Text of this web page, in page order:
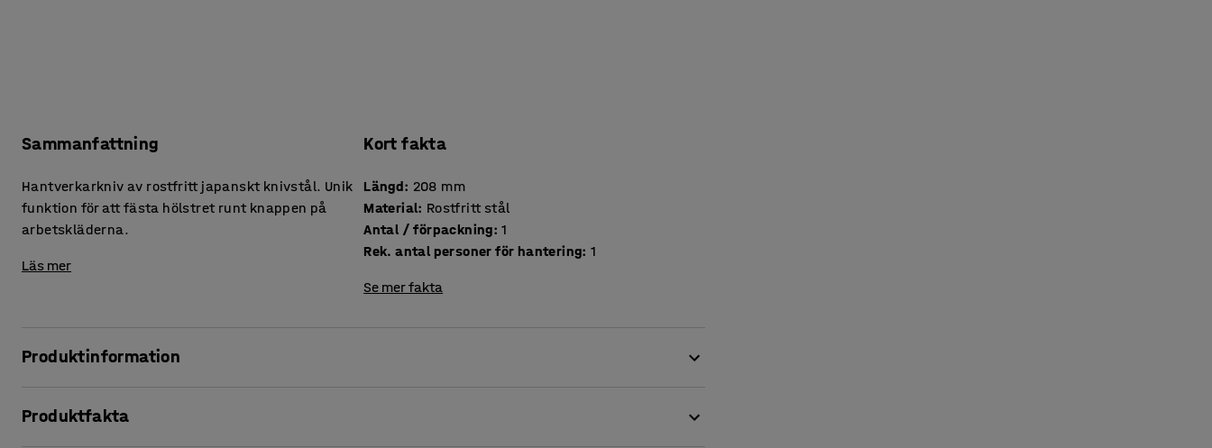
Sammanfattning
Hantverkarkniv av rostfritt japanskt knivstål. Unik
funktion för att fästa hölstret runt knappen på
arbetskläderna.
Läs mer
Kort fakta
Längd: 208 mm
Material: Rostfritt stål
Antal / förpackning: 1
Rek. antal personer för hantering: 1
Se mer fakta
Produktinformation
tillverkade av mycket slagtålig PP-plast. Knivbladet är tillverkad av 2,5 mm rostfritt japanskt knivstål
Produktfakta